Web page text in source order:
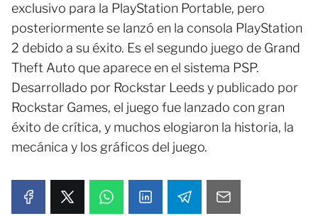
exclusivo para la PlayStation Portable, pero
posteriormente se lanzó en la consola PlayStation
2 debido a su éxito. Es el segundo juego de Grand
Theft Auto que aparece en el sistema PSP.
Desarrollado por Rockstar Leeds y publicado por
Rockstar Games, el juego fue lanzado con gran
éxito de crítica, y muchos elogiaron la historia, la
mecánica y los gráficos del juego.